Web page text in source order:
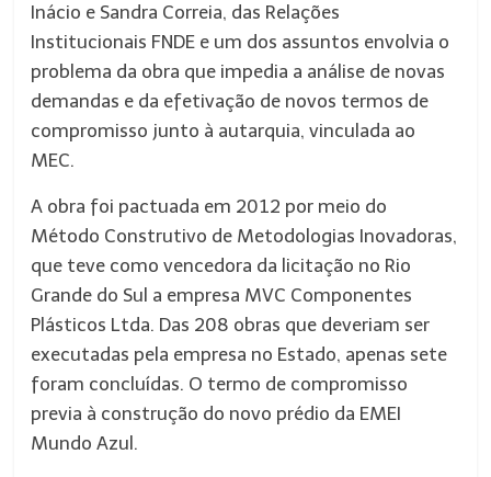
Inácio e Sandra Correia, das Relações
Institucionais FNDE e um dos assuntos envolvia o
problema da obra que impedia a análise de novas
demandas e da efetivação de novos termos de
compromisso junto à autarquia, vinculada ao
MEC.
A obra foi pactuada em 2012 por meio do
Método Construtivo de Metodologias Inovadoras,
que teve como vencedora da licitação no Rio
Grande do Sul a empresa MVC Componentes
Plásticos Ltda. Das 208 obras que deveriam ser
executadas pela empresa no Estado, apenas sete
foram concluídas. O termo de compromisso
previa à construção do novo prédio da EMEI
Mundo Azul.